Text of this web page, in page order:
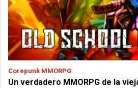
Corepunk MMORPG
Un verdadero MMORPG de la